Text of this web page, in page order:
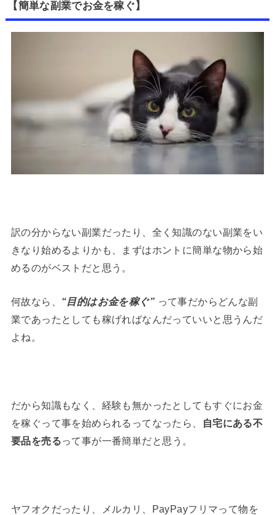
【簡単な副業でお金を稼ぐ】
訳の分からない副業だったり、全く知識のない副業をい
きなり始めるよりかも、まずはホントに簡単な物から始
めるのがベストだと思う。
何故なら、 “目的はお金を稼ぐ” って事だからどんな副
業であったとしても稼げればなんだっていいと思うんだ
よね。
だから知識もなく、経験も無かったとしてもすぐにお金
を稼ぐって事を始められるってなったら、
自宅にある不
要品を売るって事が一番簡単だと思う。
ヤフオクだったり、メルカリ、PayPayフリマって物を